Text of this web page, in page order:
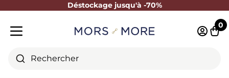
Déstockage jusqu'à -70%
Fermer
Rechercher
0